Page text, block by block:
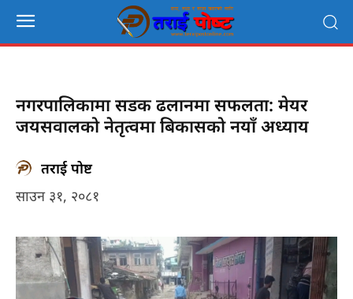
नगरपालिकामा सडक ढलानमा सफलता: मेयर
जयसवालको नेतृत्वमा बिकासको नयाँ अध्याय
तराई पोष्ट
साउन ३१, २०८१